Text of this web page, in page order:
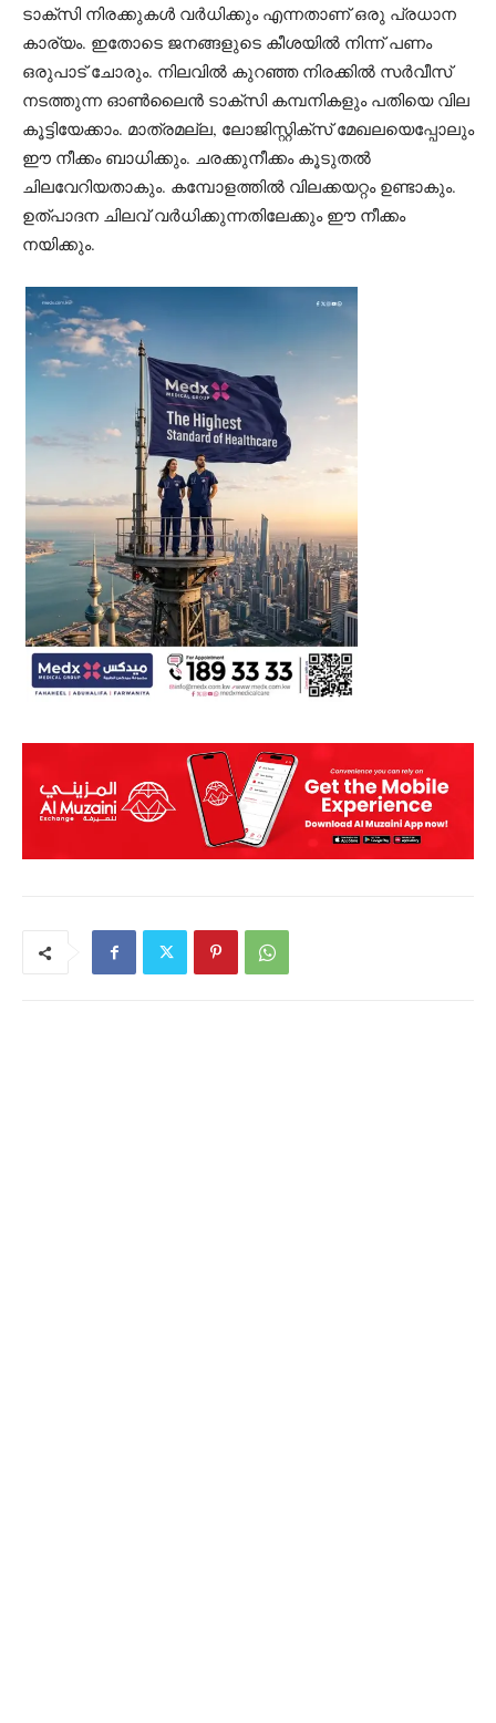
ടാക്സി നിരക്കുകൾ വർധിക്കും എന്നതാണ് ഒരു പ്രധാന
കാര്യം. ഇതോടെ ജനങ്ങളുടെ കീശയിൽ നിന്ന് പണം
ഒരുപാട് ചോരും. നിലവിൽ കുറഞ്ഞ നിരക്കിൽ സർവീസ്
നടത്തുന്ന ഓൺലൈൻ ടാക്സി കമ്പനികളും പതിയെ വില
കൂട്ടിയേക്കാം. മാത്രമല്ല, ലോജിസ്റ്റിക്സ് മേഖലയെപ്പോലും
ഈ നീക്കം ബാധിക്കും. ചരക്കുനീക്കം കൂടുതൽ
ചിലവേറിയതാകും. കമ്പോളത്തിൽ വിലക്കയറ്റം ഉണ്ടാകും.
ഉത്പാദന ചിലവ് വർധിക്കുന്നതിലേക്കും ഈ നീക്കം
നയിക്കും.